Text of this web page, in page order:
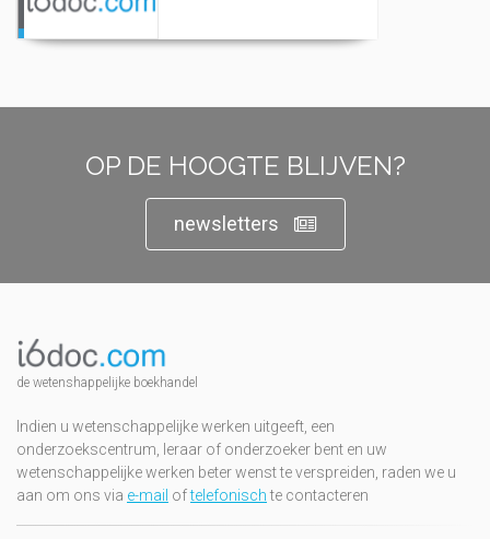
OP DE HOOGTE BLIJVEN?
newsletters
de wetenshappelijke boekhandel
Indien u wetenschappelijke werken uitgeeft, een
onderzoekscentrum, leraar of onderzoeker bent en uw
wetenschappelijke werken beter wenst te verspreiden, raden we u
aan om ons via e-mail oftelefonischte contacteren